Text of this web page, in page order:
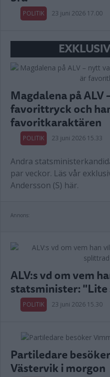
POLITIK 23 juni 2026 17.00
Magdalena på
favorittryck och
favoritkaraktären
POLITIK 23 juni 2026 15.33
Andra
par veckor. Läs vår
Andersson (S) här.
Annons:
ALV:s vd om vem
statsminister:
POLITIK 23 juni 2026 15.30
Partiledare
Västervik i morgon